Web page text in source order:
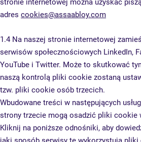
stronie internetowej można uzyskać
adres cookies@assaabloy.com
1.4 Na naszej stronie internetowej
serwisów społecznościowych LinkedIn,
YouTube i Twitter. Może to skutkować
naszą kontrolą pliki cookie zostaną
tzw. pliki cookie osób trzecich.
Wbudowane treści w następujących
strony trzecie mogą osadzić pliki cookie
Kliknij na poniższe odnośniki, aby